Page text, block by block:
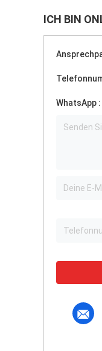
ICH BIN
WhatsApp :